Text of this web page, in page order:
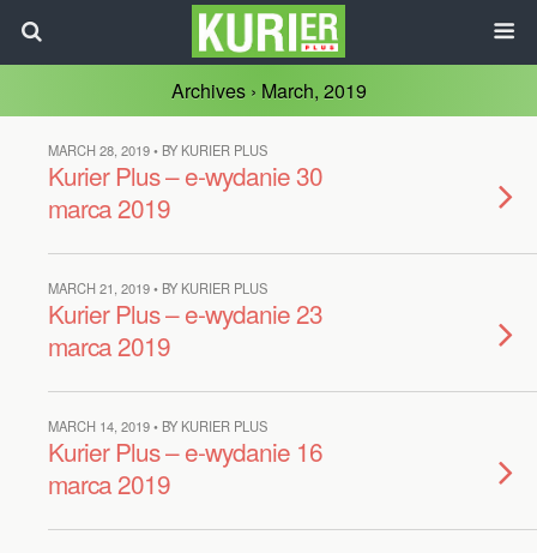
Archives › March, 2019
MARCH 28, 2019 • BY KURIER PLUS
Kurier Plus – e-wydanie 30
marca 2019
MARCH 21, 2019 • BY KURIER PLUS
Kurier Plus – e-wydanie 23
marca 2019
MARCH 14, 2019 • BY KURIER PLUS
Kurier Plus – e-wydanie 16
marca 2019